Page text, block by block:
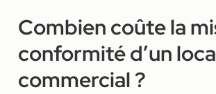
Combien coûte la
conformité d’un
commercial ?